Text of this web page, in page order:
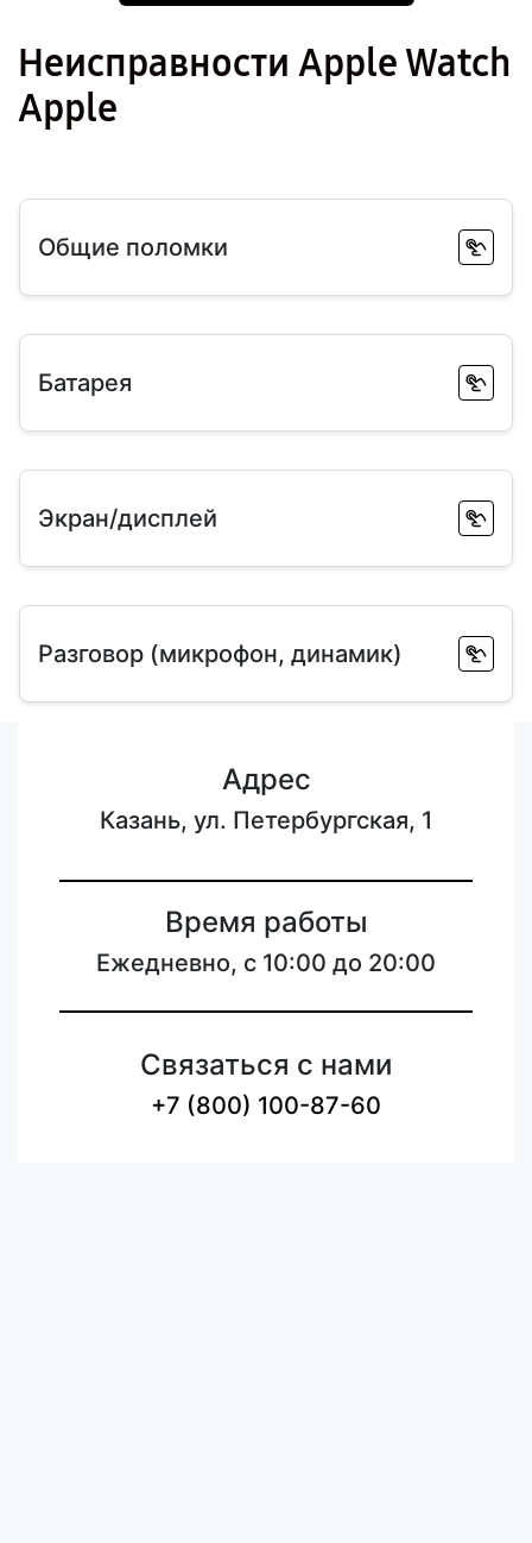
Неисправности Apple Watch
Apple
Общие поломки
Батарея
Экран/дисплей
Разговор (микрофон, динамик)
Адрес
Казань, ул. Петербургская, 1
Время работы
Ежедневно, с 10:00 до 20:00
Связаться с нами
+7 (800) 100-87-60